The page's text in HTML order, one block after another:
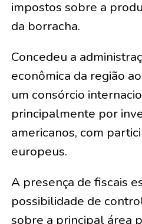
impostos sobre a
da borracha.
Concedeu a
econômica da região
um consórcio
principalmente por
americanos, com
europeus.
A presença de fiscais
possibilidade de
sobre a principal área